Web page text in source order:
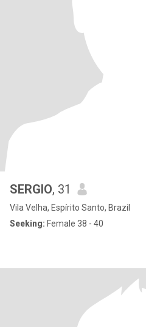
SERGIO, 31
Vila Velha, Espírito Santo, Brazil
Seeking: Female 38 - 40